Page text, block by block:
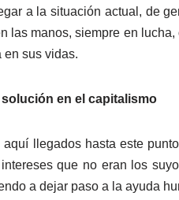
a la situación actual, de
las manos, siempre en
en sus vidas.
solución en el capitalismo
aquí llegados hasta este
intereses que no eran los
a dejar paso a la ayuda